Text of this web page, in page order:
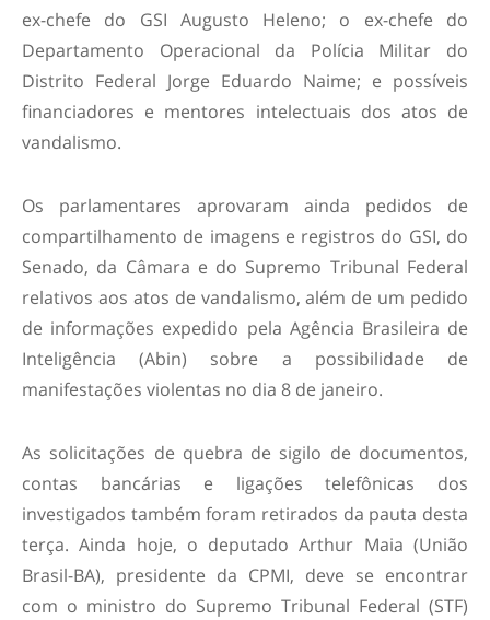
ex-chefe do GSI Augusto Heleno; o ex-chefe do
Departamento Operacional da Polícia Militar do
Distrito Federal Jorge Eduardo Naime; e possíveis
financiadores e mentores intelectuais dos atos de
vandalismo.
Os parlamentares aprovaram ainda pedidos de
compartilhamento de imagens e registros do GSI, do
Senado, da Câmara e do Supremo Tribunal Federal
relativos aos atos de vandalismo, além de um pedido
de informações expedido pela Agência Brasileira de
Inteligência (Abin) sobre a possibilidade de
manifestações violentas no dia 8 de janeiro.
As solicitações de quebra de sigilo de documentos,
contas bancárias e ligações telefônicas dos
investigados também foram retirados da pauta desta
terça. Ainda hoje, o deputado Arthur Maia (União
Brasil-BA), presidente da CPMI, deve se encontrar
com o ministro do Supremo Tribunal Federal (STF)